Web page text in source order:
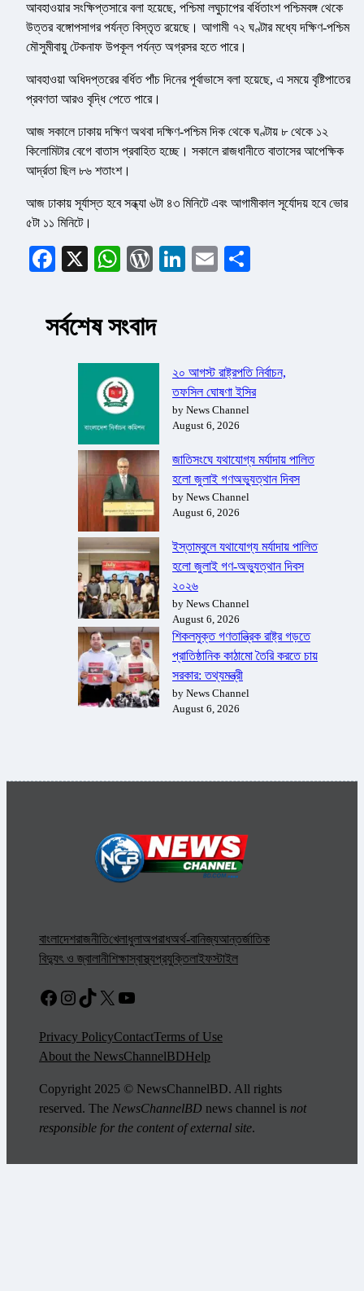
আবহাওয়ার সংক্ষিপ্তসারে বলা হয়েছে, পশ্চিমা লঘুচাপের বর্ধিতাংশ পশ্চিমবঙ্গ থেকে
উত্তর বঙ্গোপসাগর পর্যন্ত বিস্তৃত রয়েছে। আগামী ৭২ ঘণ্টার মধ্যে দক্ষিণ-পশ্চিম
মৌসুমীবায়ু টেকনাফ উপকূল পর্যন্ত অগ্রসর হতে পারে।
আবহাওয়া অধিদপ্তরের বর্ধিত পাঁচ দিনের পূর্বাভাসে বলা হয়েছে, এ সময়ে বৃষ্টিপাতের
প্রবণতা আরও বৃদ্ধি পেতে পারে।
আজ সকালে ঢাকায় দক্ষিণ অথবা দক্ষিণ-পশ্চিম দিক থেকে ঘণ্টায় ৮ থেকে ১২
কিলোমিটার বেগে বাতাস প্রবাহিত হচ্ছে। সকালে রাজধানীতে বাতাসের আপেক্ষিক
আর্দ্রতা ছিল ৮৬ শতাংশ।
আজ ঢাকায় সূর্যাস্ত হবে সন্ধ্যা ৬টা ৪৩ মিনিটে এবং আগামীকাল সূর্যোদয় হবে ভোর
৫টা ১১ মিনিটে।
Facebook
X WhatsApp
WordPress
LinkedIn
Email
সর্বশেষ সংবাদ
২০ আগস্ট রাষ্ট্রপতি নির্বাচন,
তফসিল ঘোষণা ইসির
by News Channel
August 6, 2026
জাতিসংঘে যথাযোগ্য মর্যাদায় পালিত
হলো জুলাই গণঅভ্যুত্থান দিবস
by News Channel
August 6, 2026
ইস্তাম্বুলে যথাযোগ্য মর্যাদায় পালিত
হলো জুলাই গণ-অভ্যুত্থান দিবস
২০২৬
by News Channel
August 6, 2026
শিকলমুক্ত গণতান্ত্রিক রাষ্ট্র গড়তে
প্রাতিষ্ঠানিক কাঠামো তৈরি করতে চায়
সরকার: তথ্যমন্ত্রী
by News Channel
August 6, 2026
বাংলাদেশরাজনীতিখেলাধুলাঅপরাধঅর্থ-বানিজ্যআন্তর্জাতিক
বিদ্যুৎ ও জ্বালানীশিক্ষাস্বাস্থ্যপ্রযুক্তিলাইফস্টাইল
Facebook
Instagram
TikTok
X YouTube
Privacy PolicyContactTerms of Use
About the NewsChannelBDHelp
Copyright 2025 © NewsChannelBD. All rights
reserved. The NewsChannelBD news channel is not
responsible for the content of external site.